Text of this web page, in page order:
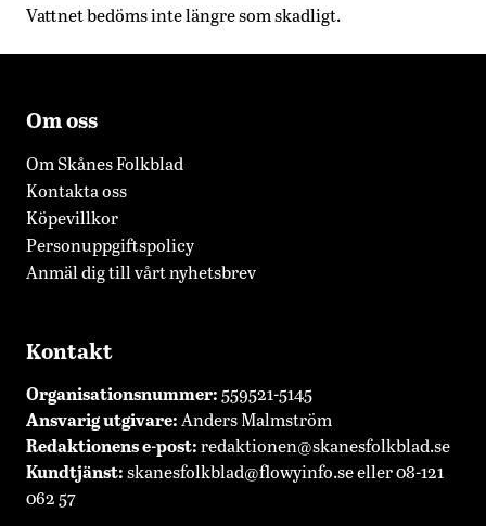
Vattnet bedöms inte längre som skadligt.
Om oss
Om Skånes Folkblad
Kontakta oss
Köpevillkor
Personuppgiftspolicy
Anmäl dig till vårt nyhetsbrev
Kontakt
Organisationsnummer: 559521-5145
Ansvarig utgivare: Anders Malmström
Redaktionense-post:redaktionen@skanesfolkblad.se
Kundtjänst:skanesfolkblad@flowyinfo.seeller 08-121
062 57